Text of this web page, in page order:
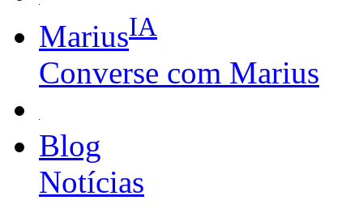
MariusIA
Converse com Marius
Blog
Notícias